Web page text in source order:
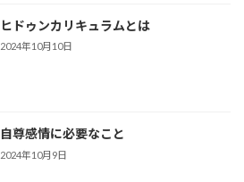
ヒドゥンカリキュラムとは
2024年10月10日
自尊感情に必要なこと
2024年10月9日